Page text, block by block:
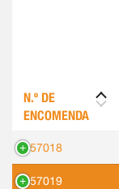
N.º DE
ENCOMENDA
557018
557019